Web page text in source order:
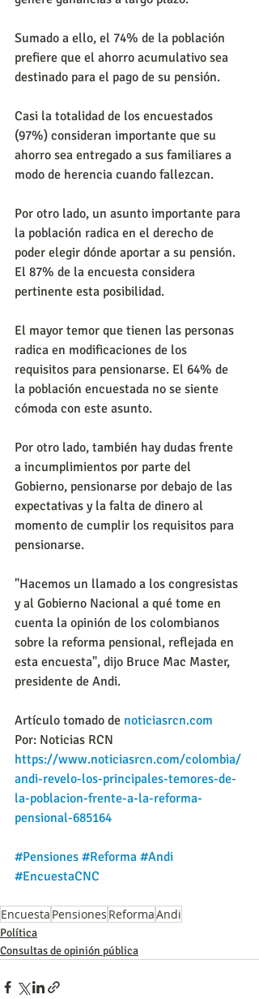
Sumado a ello, el 74% de la población
prefiere que el ahorro acumulativo sea
destinado para el pago de su pensión.
Casi la totalidad de los encuestados
(97%) consideran importante que su
ahorro sea entregado a sus familiares a
modo de herencia cuando fallezcan.
Por otro lado, un asunto importante para
la población radica en el derecho de
poder elegir dónde aportar a su pensión.
El 87% de la encuesta considera
pertinente esta posibilidad.
El mayor temor que tienen las personas
radica en modificaciones de los
requisitos para pensionarse. El 64% de
la población encuestada no se siente
cómoda con este asunto.
Por otro lado, también hay dudas frente
a incumplimientos por parte del
Gobierno, pensionarse por debajo de las
expectativas y la falta de dinero al
momento de cumplir los requisitos para
pensionarse.
"Hacemos un llamado a los congresistas
y al Gobierno Nacional a qué tome en
cuenta la opinión de los colombianos
sobre la reforma pensional, reflejada en
esta encuesta", dijo Bruce Mac Master,
presidente de Andi.
Artículo tomado de noticiasrcn.com
Por: Noticias RCN
https://www.noticiasrcn.com/colombia/
andi-revelo-los-principales-temores-de-
la-poblacion-frente-a-la-reforma-
pensional-685164
#Pensiones #Reforma #Andi
#EncuestaCNC
Encuesta Pensiones ReformaAndi
Política
Consultas de opinión pública